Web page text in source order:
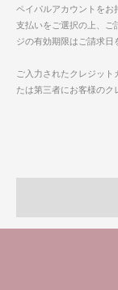
ペイパルアカウントをお
支払いをご選択の上、ご
ジの有効期限はご請求日
ご入力されたクレジット
たは第三者にお客様のク